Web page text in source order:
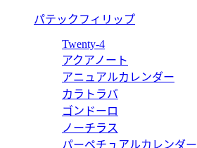
パテックフィリップ
Twenty-4
アクアノート
アニュアルカレンダー
カラトラバ
ゴンドーロ
ノーチラス
パーペチュアルカレンダー